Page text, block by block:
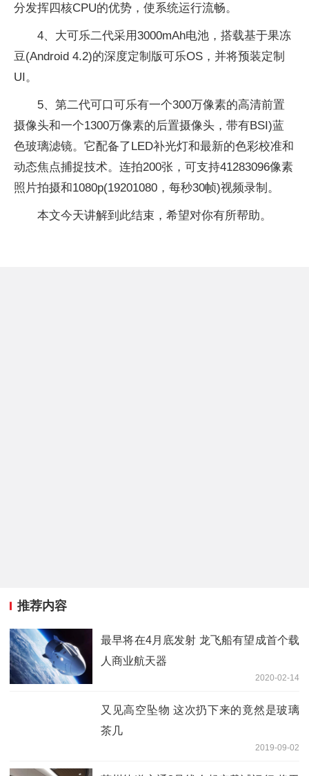
分发挥四核CPU的优势，使系统运行流畅。
4、大可乐二代采用3000mAh电池，搭载基于果冻
豆(Android 4.2)的深度定制版可乐OS，并将预装定制
UI。
5、第二代可口可乐有一个300万像素的高清前置
摄像头和一个1300万像素的后置摄像头，带有BSI)蓝
色玻璃滤镜。它配备了LED补光灯和最新的色彩校准和
动态焦点捕捉技术。连拍200张，可支持41283096像素
照片拍摄和1080p(19201080，每秒30帧)视频录制。
本文今天讲解到此结束，希望对你有所帮助。
推荐内容
最早将在4月底发射 龙飞船有望成首个载
人商业航天器
2020-02-14
又见高空坠物 这次扔下来的竟然是玻璃
茶几
2019-09-02